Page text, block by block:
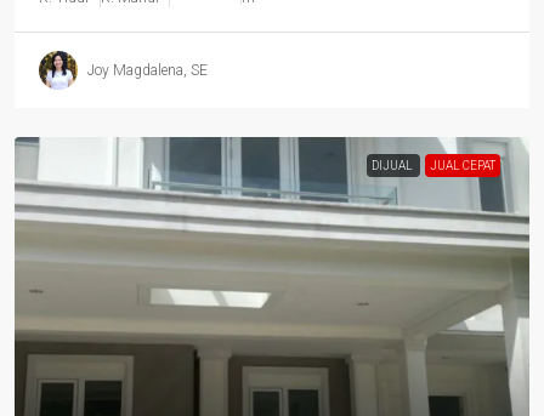
Joy Magdalena, SE
DIJUAL JUAL CEPAT